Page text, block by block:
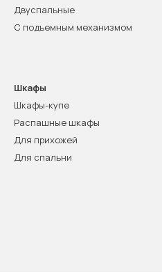
Двуспальные
С подъемным механизмом
Шкафы
Шкафы-купе
Распашные шкафы
Для прихожей
Для спальни